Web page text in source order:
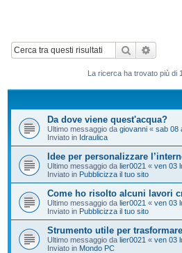
Cerca
La ricerca ha trovato più di
Da dove viene quest'acqua?
Ultimo messaggio da giovanni « sab 08
Inviato in Idraulica
Idee per personalizzare
Ultimo messaggio da lier0021 « ven 03
Inviato in Pubblicizza il tuo sito
Come ho risolto alcuni lavori
Ultimo messaggio da lier0021 « ven 03
Inviato in Pubblicizza il tuo sito
Strumento utile per
Ultimo messaggio da lier0021 « ven 03
Inviato in Mondo PC